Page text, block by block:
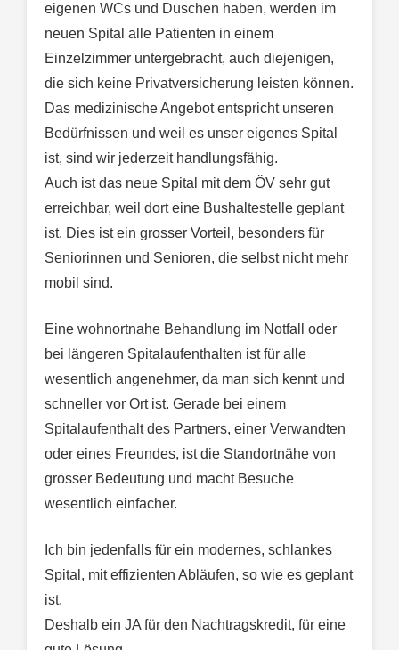
eigenen WCs und Duschen haben, werden im
neuen Spital alle Patienten in einem
Einzelzimmer untergebracht, auch diejenigen,
die sich keine Privatversicherung leisten können.
Das medizinische Angebot entspricht unseren
Bedürfnissen und weil es unser eigenes Spital
ist, sind wir jederzeit handlungsfähig.
Auch ist das neue Spital mit dem ÖV sehr gut
erreichbar, weil dort eine Bushaltestelle geplant
ist. Dies ist ein grosser Vorteil, besonders für
Seniorinnen und Senioren, die selbst nicht mehr
mobil sind.
Eine wohnortnahe Behandlung im Notfall oder
bei längeren Spitalaufenthalten ist für alle
wesentlich angenehmer, da man sich kennt und
schneller vor Ort ist. Gerade bei einem
Spitalaufenthalt des Partners, einer Verwandten
oder eines Freundes, ist die Standortnähe von
grosser Bedeutung und macht Besuche
wesentlich einfacher.
Ich bin jedenfalls für ein modernes, schlankes
Spital, mit effizienten Abläufen, so wie es geplant
ist.
Deshalb ein JA für den Nachtragskredit, für eine